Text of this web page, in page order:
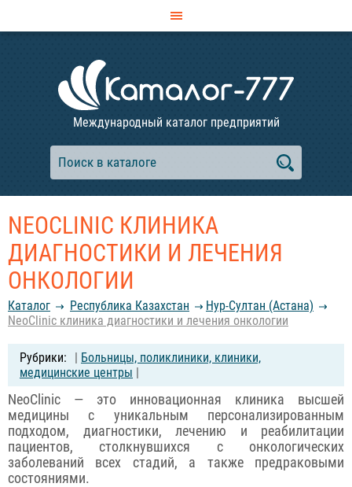
Международный каталог предприятий
NEOCLINIC КЛИНИКА
ДИАГНОСТИКИ И ЛЕЧЕНИЯ
ОНКОЛОГИИ
Каталог Республика Казахстан
Нур-Султан (Астана)
NeoClinic клиника диагностики и лечения онкологии
| Больницы, поликлиники, клиники,
медицинские центры |
NeoClinic — это инновационная клиника высшей
медицины с уникальным персонализированным
подходом, диагностики, лечению и реабилитации
пациентов, столкнувшихся с онкологических
заболеваний всех стадий, а также предраковыми
состояниями.